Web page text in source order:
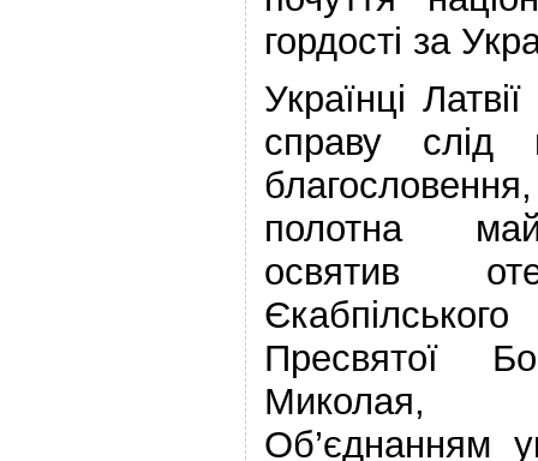
гордості за
Українці
справу слід
полотна
освятив
Пресвятої
Миколая,
Об’єднанням